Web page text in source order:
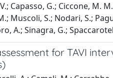
Capasso, G.; Ciccone, M.
S.; Nodari, S.;
A.; Sinagra, G.;
for TAVI